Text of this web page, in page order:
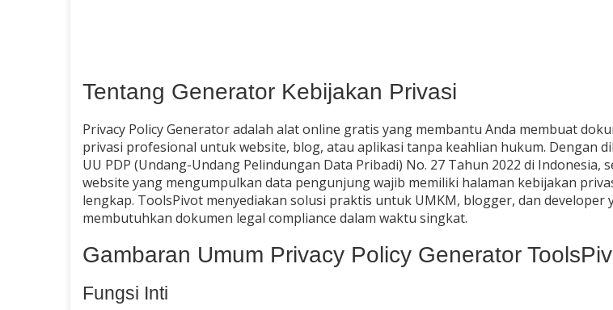
Tentang Generator Kebijakan Privasi
Privacy Policy Generator adalah alat online gratis yang membantu Anda membuat
privasi profesional untuk website, blog, atau aplikasi tanpa keahlian hukum. Dengan
UU PDP (Undang-Undang Pelindungan Data Pribadi) No. 27 Tahun 2022 di Indonesia,
website yang mengumpulkan data pengunjung wajib memiliki halaman kebijakan
lengkap. ToolsPivot menyediakan solusi praktis untuk UMKM, blogger, dan developer
membutuhkan dokumen legal compliance dalam waktu singkat.
Gambaran Umum Privacy Policy Generator
Fungsi Inti